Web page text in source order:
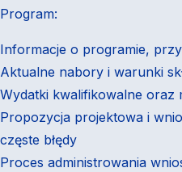
Program:
Informacje o programie,
Aktualne nabory i warunki
Wydatki kwalifikowalne oraz
Propozycja projektowa i
częste błędy
Proces administrowania